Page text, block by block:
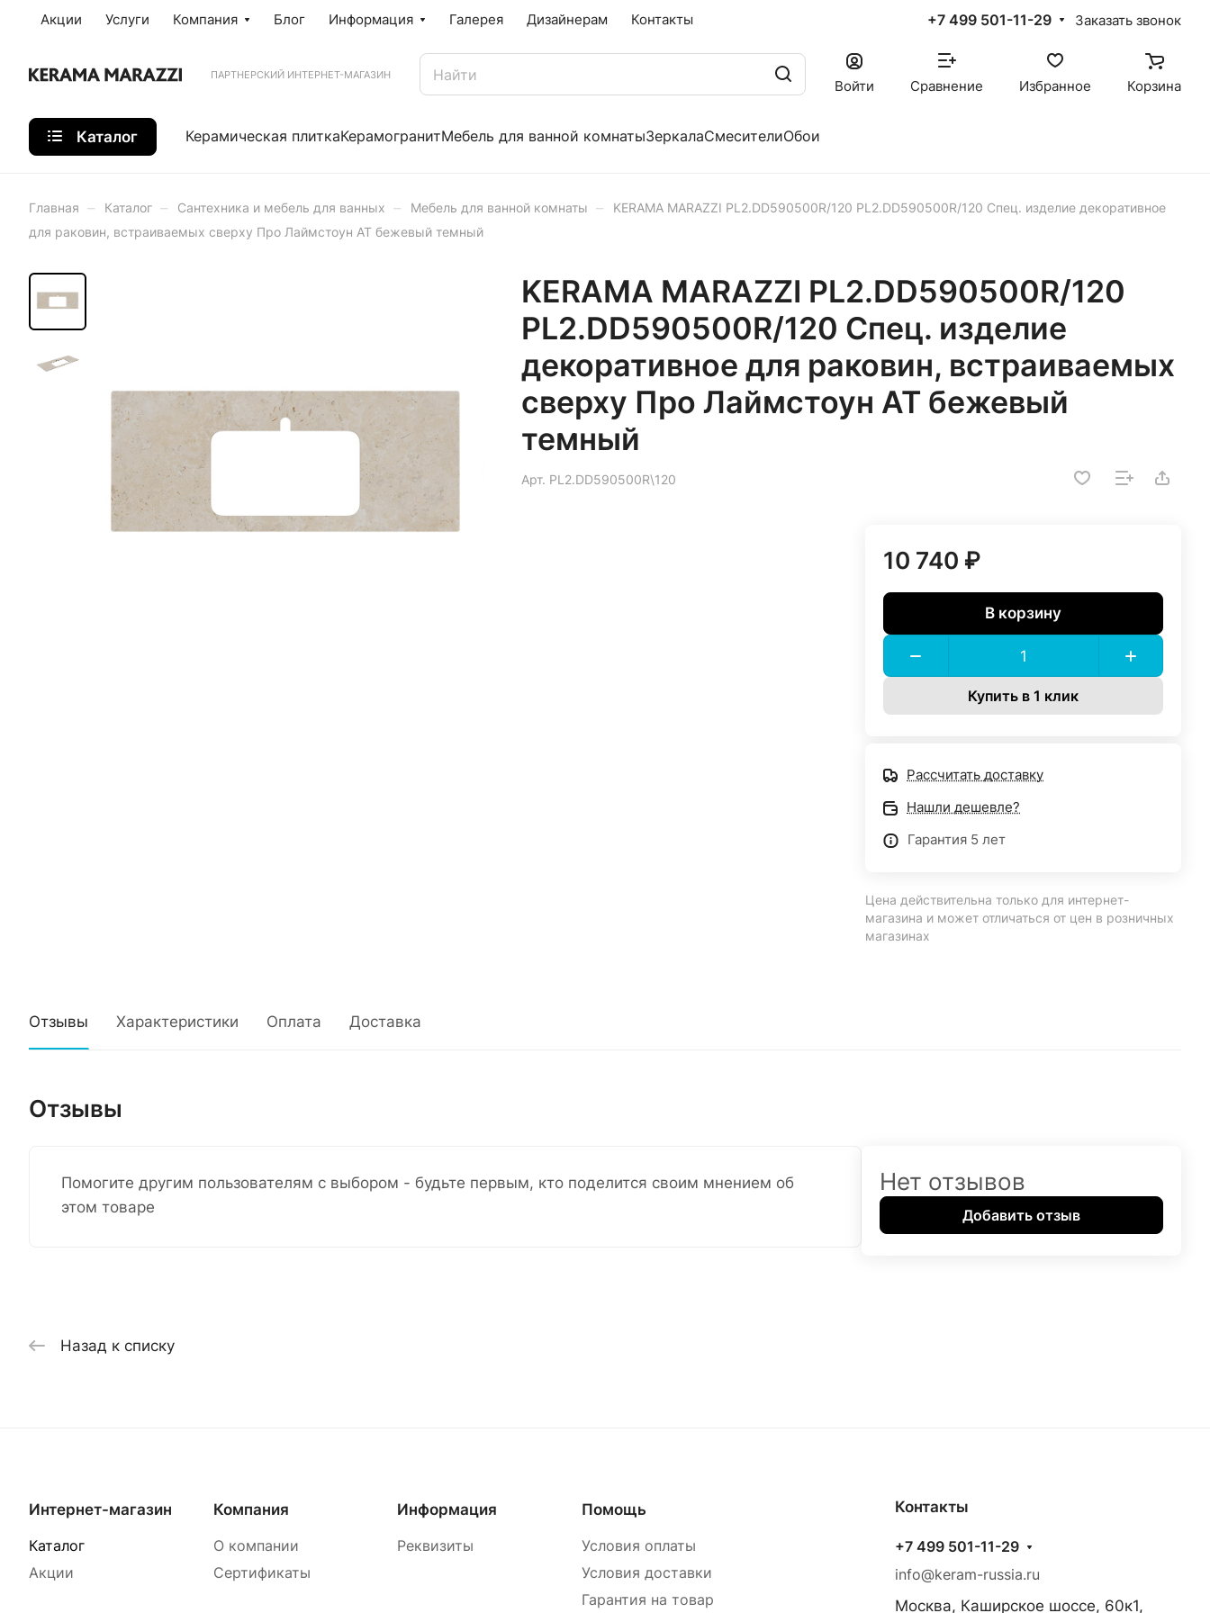
Акции Услуги Компания Блог Информация Галерея Дизайнерам Контакты +7 499 501-11-29 Заказать звонок
ПАРТНЕРСКИЙ ИНТЕРНЕТ-МАГАЗИН
Войти Сравнение Избранное Корзина
Каталог Керамическая плиткаКерамогранитМебель для ванной комнатыЗеркалаСмесителиОбои
Главная – Каталог – Сантехника и мебель для ванных – Мебель для ванной комнаты –
KERAMA MARAZZI PL2.DD590500R/120 PL2.DD590500R/120 Спец. изделие декоративное
для раковин, встраиваемых сверху Про Лаймстоун АТ бежевый темный
KERAMA MARAZZI PL2.DD590500R/120
PL2.DD590500R/120 Спец. изделие
декоративное для раковин, встраиваемых
сверху Про Лаймстоун АТ бежевый
темный
Арт. PL2.DD590500R\120
10 740 ₽
В корзину
Купить в 1 клик
Рассчитать доставку
Нашли дешевле?
Гарантия 5 лет
Цена действительна только для интернет-
магазина и может отличаться от цен в розничных
магазинах
Отзывы Характеристики Оплата Доставка
Отзывы
Помогите другим пользователям с выбором - будьте первым, кто поделится своим мнением об
этом товаре
Нет отзывов
Добавить отзыв
Назад к списку
Интернет-магазин
Каталог
Акции
Компания
О компании
Сертификаты
Информация
Реквизиты
Помощь
Условия оплаты
Условия доставки
Гарантия на товар
Контакты
+7 499 501-11-29
info@keram-russia.ru
Москва, Каширское шоссе, 60к1,